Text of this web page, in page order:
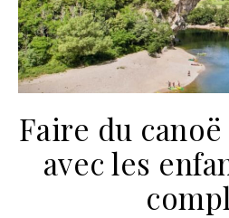
Faire du
avec les